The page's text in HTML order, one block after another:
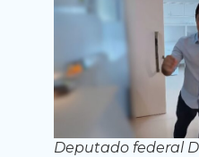
Deputado federal